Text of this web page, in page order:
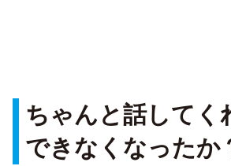
ちゃんと話してく
できなくなったか